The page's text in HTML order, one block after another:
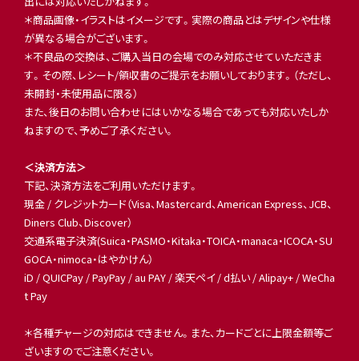
＊商品画像・イラストはイメージです。実際の商品とはデザインや仕様
が異なる場合がございます。
＊不良品の交換は、ご購入当日の会場でのみ対応させていただきま
す。その際、レシート/領収書のご提示をお願いしております。（ただし、
未開封・未使用品に限る）
また、後日のお問い合わせにはいかなる場合であっても対応いたしか
ねますので、予めご了承ください。
＜決済方法＞
下記、決済方法をご利用いただけます。
現金 / クレジットカード（Visa、Mastercard、American Express、JCB、
Diners Club、Discover）
交通系電子決済(Suica・PASMO・Kitaka・TOICA・manaca・ICOCA・SU
GOCA・nimoca・はやかけん）
iD / QUICPay / PayPay / au PAY / 楽天ペイ / d払い / Alipay+ / WeCha
t Pay
＊各種チャージの対応はできません。また、カードごとに上限金額等ご
ざいますのでご注意ください。